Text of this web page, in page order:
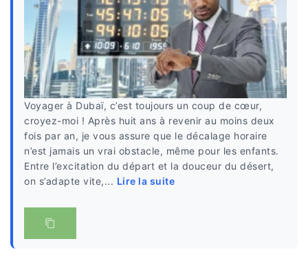
Voyager à Dubaï, c’est toujours un coup de cœur,
croyez-moi ! Après huit ans à revenir au moins deux
fois par an, je vous assure que le décalage horaire
n’est jamais un vrai obstacle, même pour les enfants.
Entre l’excitation du départ et la douceur du désert,
on s’adapte vite,... Lire la suite